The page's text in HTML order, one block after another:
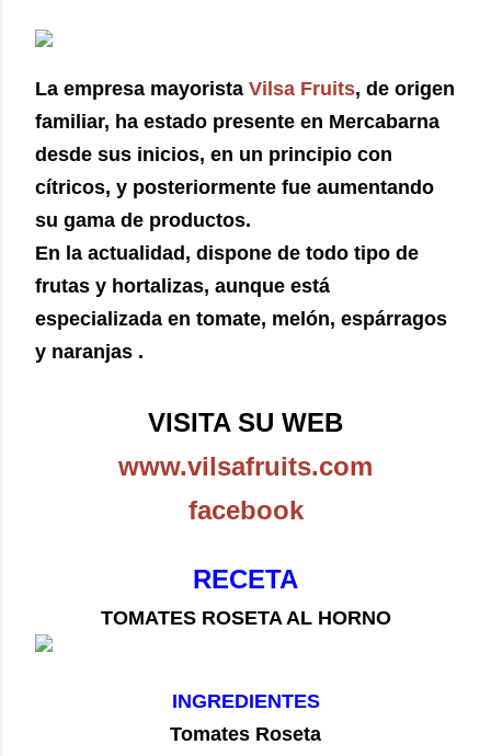
La empresa mayorista Vilsa Fruits, de origen
familiar, ha estado presente en Mercabarna
desde sus inicios, en un principio con
cítricos, y posteriormente fue aumentando
su gama de productos.
En la actualidad, dispone de todo tipo de
frutas y hortalizas, aunque está
especializada en tomate, melón, espárragos
y naranjas .
VISITA SU WEB
www.vilsafruits.com
facebook
RECETA
TOMATES ROSETA AL HORNO
INGREDIENTES
Tomates Roseta